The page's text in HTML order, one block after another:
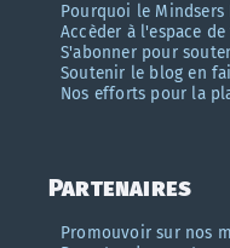
Pourquoi le Mindsers
Accèder à l'espace
S'abonner pour
Soutenir le blog en
Nos efforts pour la
Partenaires
Promouvoir sur nos